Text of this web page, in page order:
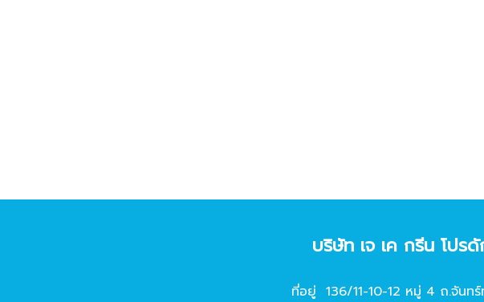
บริษัท เจ เค กรีน โปร
ที่อยู่ 136/11-10-12 หมู่ 4 ถ.จันท